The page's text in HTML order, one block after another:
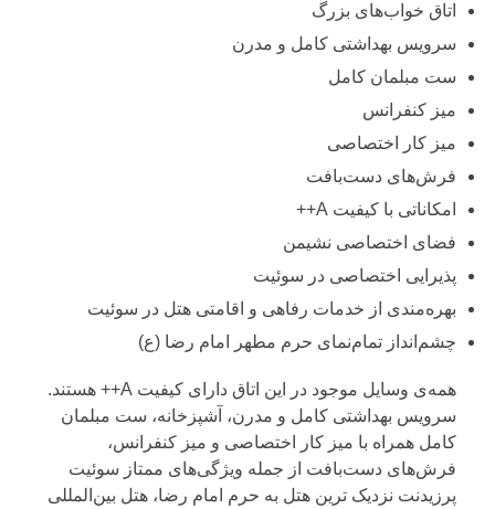
اتاق خواب‌های بزرگ
سرویس بهداشتی کامل و مدرن
ست مبلمان کامل
میز کنفرانس
میز کار اختصاصی
فرش‌های دست‌بافت
امکاناتی با کیفیت A++
فضای اختصاصی نشیمن
پذیرایی اختصاصی در سوئیت
بهره‌مندی از خدمات رفاهی و اقامتی هتل در سوئیت
چشم‌انداز تمام‌نمای حرم مطهر امام رضا (ع)
همه‌ی وسایل موجود در این اتاق دارای کیفیت A++ هستند.
سرویس بهداشتی کامل و مدرن، آشپزخانه، ست مبلمان
کامل همراه با میز کار اختصاصی و میز کنفرانس،
فرش‌های دست‌بافت از جمله ویژگی‌های ممتاز سوئیت
پرزیدنت نزدیک ترین هتل به حرم امام رضا، هتل بین‌المللی